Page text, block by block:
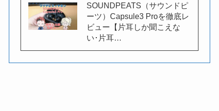
SOUNDPEATS（サウンドピ
ーツ）Capsule3 Proを徹底レ
ビュー【片耳しか聞こえな
い･片耳…